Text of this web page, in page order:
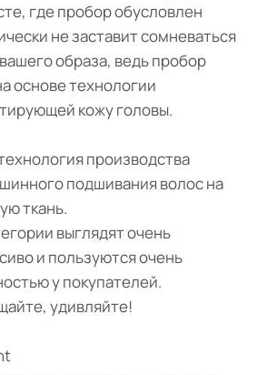
где пробор обусловлен
не заставит сомневаться
образа, ведь пробор
основе технологии
кожу головы.
производства
подшивания волос на
ткань.
выглядят очень
и пользуются очень
у покупателей.
удивляйте!